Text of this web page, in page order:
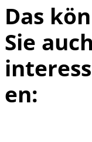
Das
Sie auch
en: